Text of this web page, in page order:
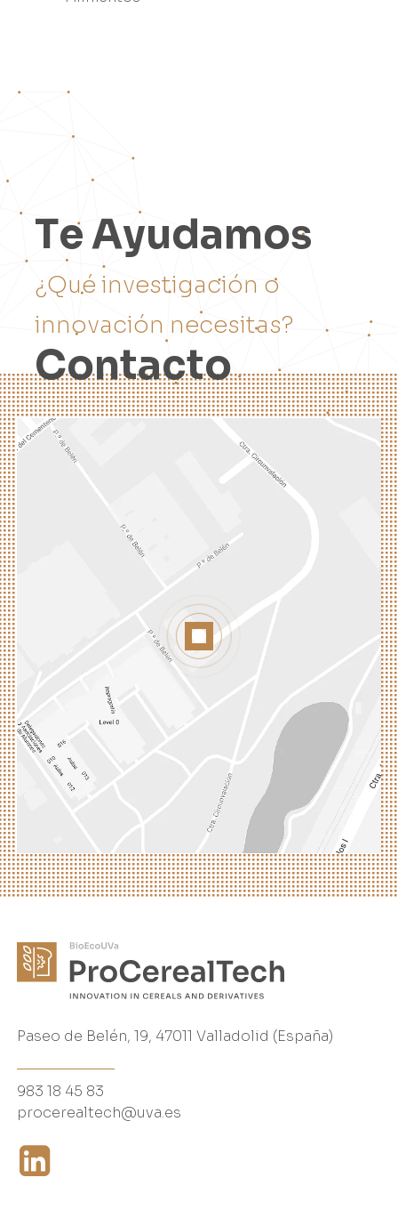
TeAyudamos
¿Qué investigación o
innovación necesitas?
Contacto
Paseo de Belén, 19, 47011 Valladolid (España)
983 18 45 83
procerealtech@uva.es